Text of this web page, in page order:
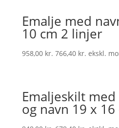
Emalje med
10 cm 2 linjer
958,00 kr. 766,40 kr. ekskl.
Emaljeskilt
og navn 19 x 16